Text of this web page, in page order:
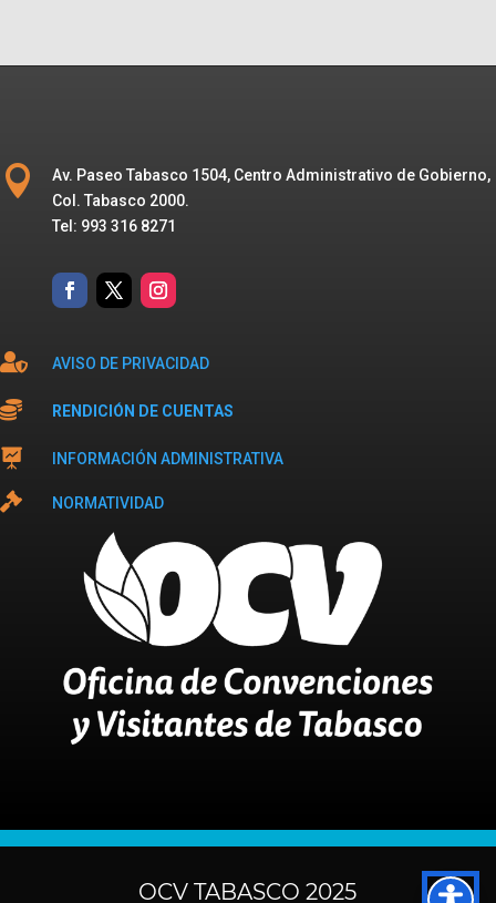

Av. Paseo Tabasco 1504, Centro Administrativo de Gobierno,
Col. Tabasco 2000.
Tel: 993 316 8271
 AVISO DE PRIVACIDAD
 RENDICIÓN DE CUENTAS
 INFORMACIÓN ADMINISTRATIVA
 NORMATIVIDAD
OCV TABASCO 2025